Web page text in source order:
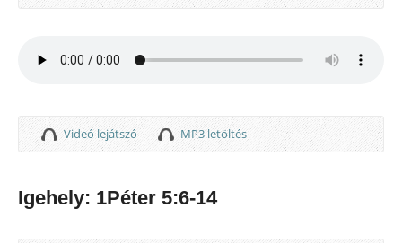
Videó lejátszó MP3 letöltés
Igehely: 1Péter 5:6-14